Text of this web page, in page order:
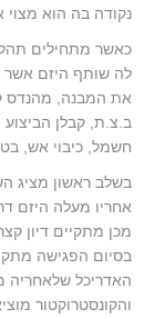
נקודה בה הוא מצוי
כאשר מתחילים
לה שותף היזם אשר
את המבנה, מהנדס
ב.צ.ת, קבלן הביצוע
חשמל, כיבוי אש,
בשלב ראשון מציג
אחריו מעלה היזם
מכן מתקיים דיון
בסיום הפגישה
האדריכל שלאחריה
והקונסטרוקטור